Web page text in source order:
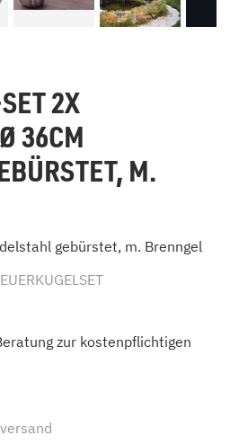
2X
36CM
M.
gebürstet, m. Brenngel
zur kostenpflichtigen